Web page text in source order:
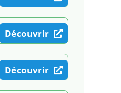
Découvrir
Découvrir